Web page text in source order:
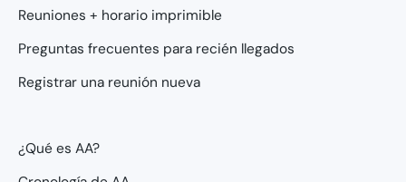
Reuniones + horario imprimible
Preguntas frecuentes para recién llegados
Registrar una reunión nueva
¿Qué es AA?